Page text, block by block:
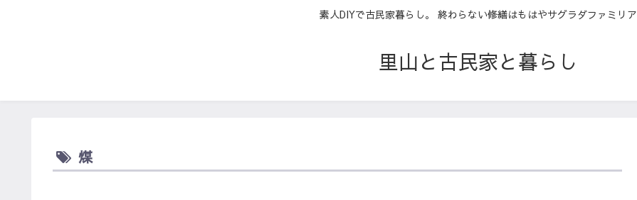
素人DIYで古民家暮らし。 終わらない修繕はもはやサグラダファミリア
里山と古民家と暮らし
煤